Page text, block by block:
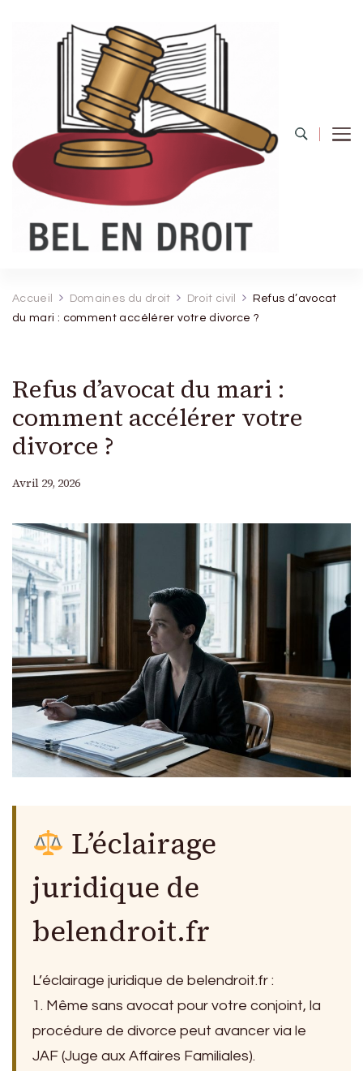
Accueil Domaines du droit Droit civil
Refus d’avocat
du mari : comment accélérer votre divorce ?
Refus d’avocat du mari :
comment accélérer votre
divorce ?
Avril 29, 2026
L’éclairage
juridique de
belendroit.fr
L’éclairage juridique de belendroit.fr :
1. Même sans avocat pour votre conjoint, la
procédure de divorce peut avancer via le
JAF (Juge aux Affaires Familiales).